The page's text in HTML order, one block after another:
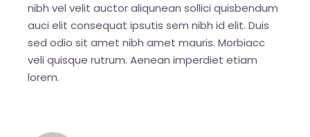
nibh vel velit auctor aliqunean sollici quisbendum
auci elit consequat ipsutis sem nibh id elit. Duis
sed odio sit amet nibh amet mauris. Morbiacc
veli quisque rutrum. Aenean imperdiet etiam
lorem.